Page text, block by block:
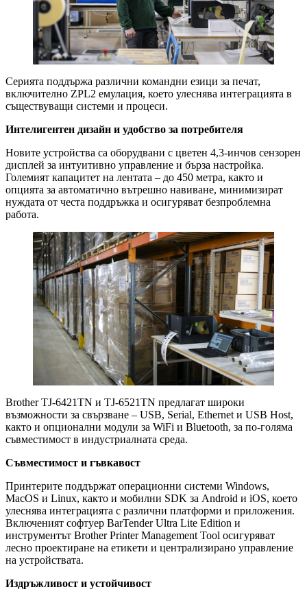
Серията поддържа различни командни езици за печат,
включително ZPL2 емулация, което улеснява интеграцията в
съществуващи системи и процеси.
Интелигентен дизайн и удобство за потребителя
Новите устройства са оборудвани с цветен 4,3-инчов сензорен
дисплей за интуитивно управление и бърза настройка.
Големият капацитет на лентата – до 450 метра, както и
опцията за автоматично вътрешно навиване, минимизират
нуждата от честа поддръжка и осигуряват безпроблемна
работа.
Brother TJ-6421TN и TJ-6521TN предлагат широки
възможности за свързване – USB, Serial, Ethernet и USB Host,
както и опционални модули за WiFi и Bluetooth, за по-голяма
съвместимост в индустриалната среда.
Съвместимост и гъвкавост
Принтерите поддържат операционни системи Windows,
MacOS и Linux, както и мобилни SDK за Android и iOS, което
улеснява интеграцията с различни платформи и приложения.
Включеният софтуер BarTender Ultra Lite Edition и
инструментът Brother Printer Management Tool осигуряват
лесно проектиране на етикети и централизирано управление
на устройствата.
Издръжливост и устойчивост